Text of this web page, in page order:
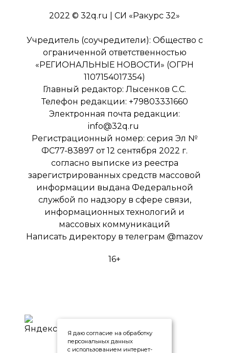
2022 © 32q.ru | СИ «Ракурс 32»
Учредитель (соучредители): Общество с
ограниченной ответственностью
«РЕГИОНАЛЬНЫЕ НОВОСТИ» (ОГРН
1107154017354)
Главный редактор: Лысенков С.С.
Телефон редакции: +79803331660
Электронная почта редакции:
info@32q.ru
Регистрационный номер: серия Эл №
ФС77-83897 от 12 сентября 2022 г.
согласно выписке из реестра
зарегистрированных средств массовой
информации выдана Федеральной
службой по надзору в сфере связи,
информационных технологий и
массовых коммуникаций
Написать директору в телеграм @mazov
16+
Я даю согласие на обработку
персональных данных
с использованием интернет-